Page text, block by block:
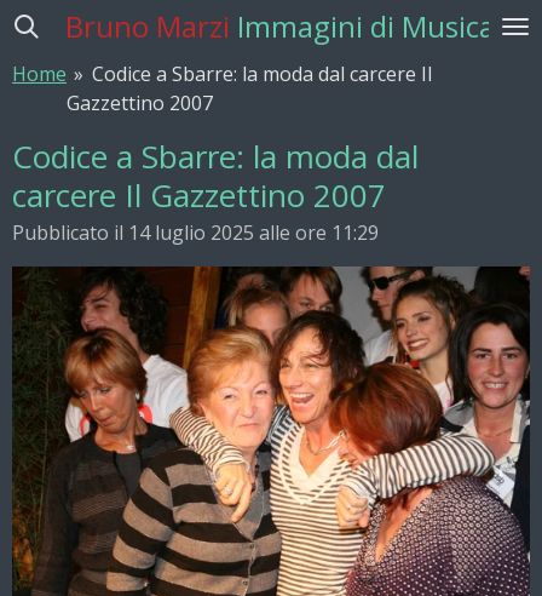
Vai
contenuto
principale
Bruno Marzi Immagini di Musica
Home » Codice a Sbarre: la moda dal carcere Il
Gazzettino 2007
Codice a Sbarre: la moda dal
carcere Il Gazzettino 2007
Pubblicato il 14 luglio 2025 alle ore 11:29